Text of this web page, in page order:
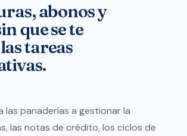
abonos y
que se te
tareas
las panaderías a gestionar la
las notas de crédito, los ciclos de